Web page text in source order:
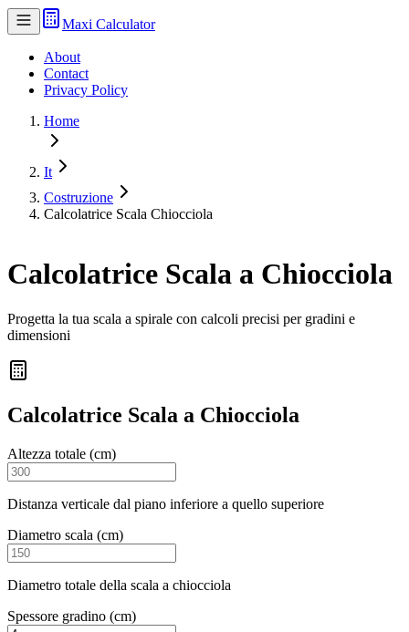
Maxi Calculator
About
Contact
Privacy Policy
Home
It
Costruzione
Calcolatrice Scala Chiocciola
Calcolatrice Scala a Chiocciola
Progetta la tua scala a spirale con calcoli precisi per gradini e
dimensioni
Calcolatrice Scala a Chiocciola
Altezza totale (cm)
Distanza verticale dal piano inferiore a quello superiore
Diametro scala (cm)
Diametro totale della scala a chiocciola
Spessore gradino (cm)